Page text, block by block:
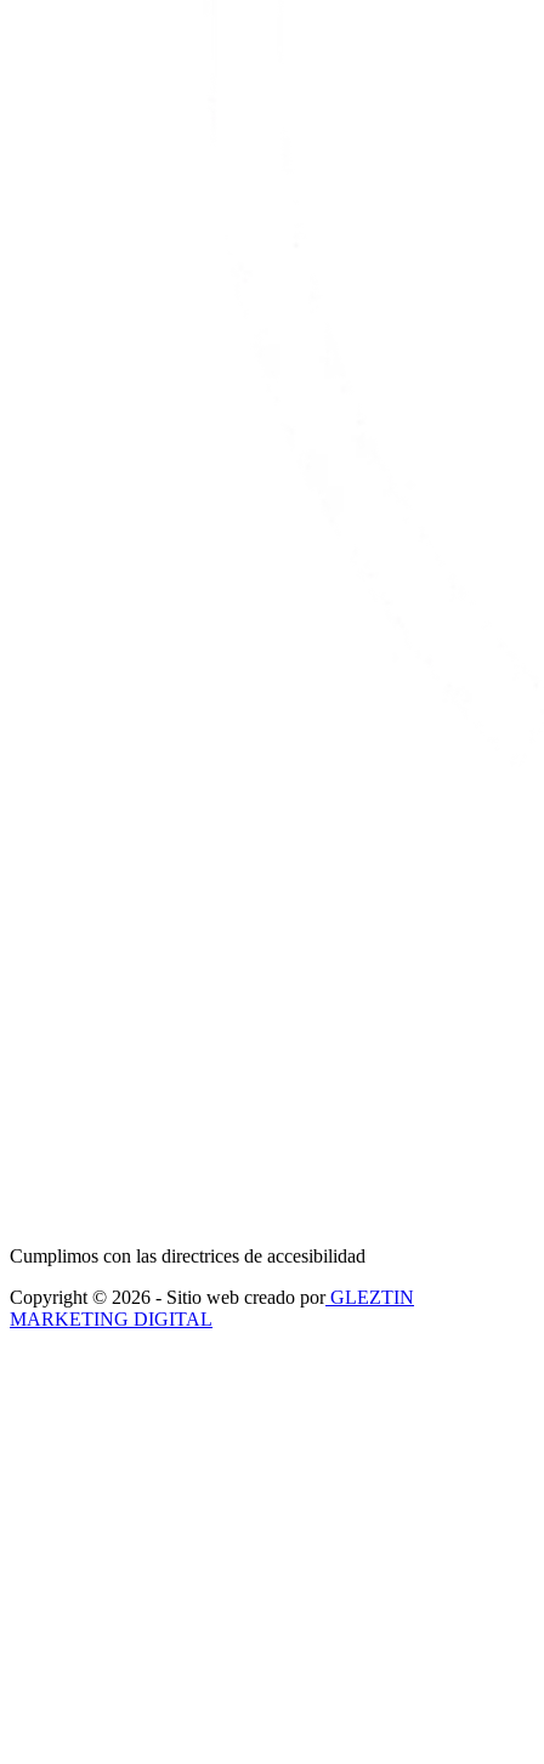
Cumplimos con las directrices de accesibilidad
Copyright © 2026 - Sitio web creado porGLEZTIN
MARKETING DIGITAL